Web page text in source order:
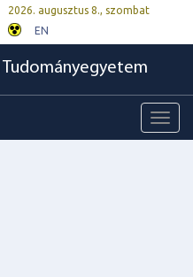
2026. augusztus 8., szombat
EN
Tudományegyetem